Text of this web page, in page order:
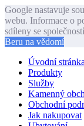
Google nastavuje
webu. Informace o
sdíleny se
Beru na vědomí
Úvodní stránka
Produkty
Služby
Kamenný
Obchodní
Jak nakupovat